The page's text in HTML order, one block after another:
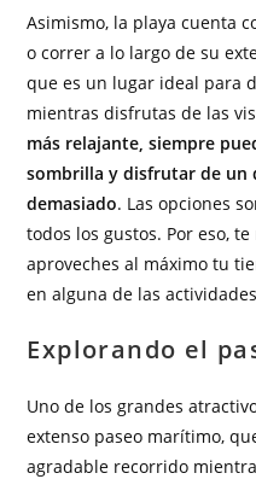
Asimismo, la playa cuenta
o correr a lo largo de su
que es un lugar ideal para
mientras disfrutas de las
más relajante, siempre
sombrilla y disfrutar de un
demasiado. Las opciones
todos los gustos. Por eso,
aproveches al máximo tu
en alguna de las
Explorando el
Uno de los grandes
extenso paseo marítimo,
agradable recorrido